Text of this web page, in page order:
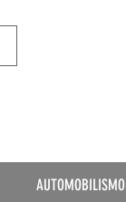
AUTOMOBILISMO